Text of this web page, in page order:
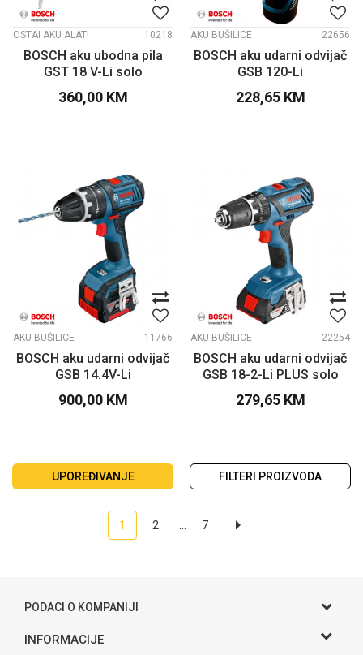
OSTAI AKU ALATI 10218
BOSCH aku ubodna pila
GST 18 V-Li solo
360,00 KM
AKU BUŠILICE 22656
BOSCH aku udarni odvijač
GSB 120-Li
228,65 KM
AKU BUŠILICE 11766
BOSCH aku udarni odvijač
GSB 14.4V-Li
900,00 KM
AKU BUŠILICE 22254
BOSCH aku udarni odvijač
GSB 18-2-Li PLUS solo
279,65 KM
UPOREĐIVANJE FILTERI PROIZVODA
1 2 ... 7
PODACI O KOMPANIJI
Gama S doo
INFORMACIJE